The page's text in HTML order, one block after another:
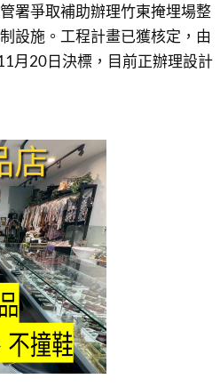
署爭取補助辦理竹東掩埋場整
設施。工程計畫已獲核定，由
月20日決標，目前正辦理設計